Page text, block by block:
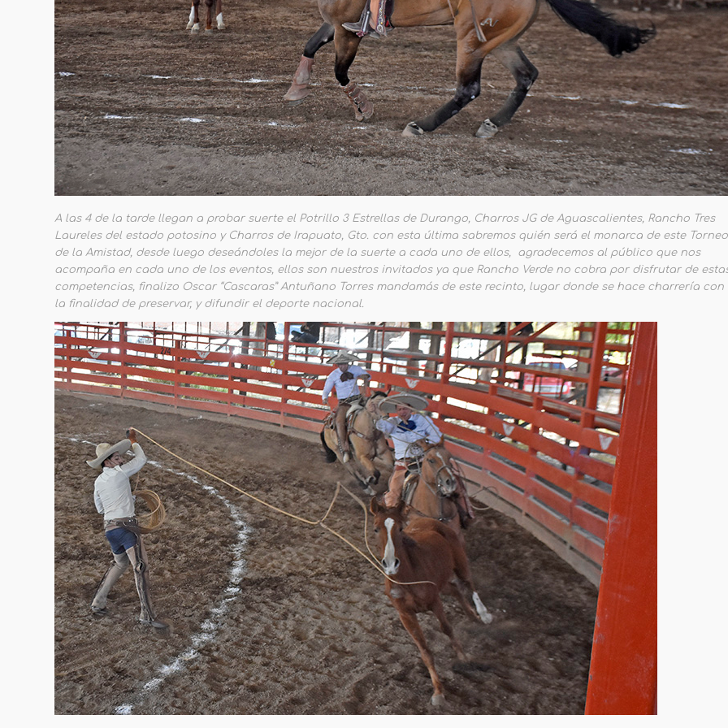
A las 4 de la tarde llegan a probar suerte el Potrillo 3 Estrellas de Durango, Charros JG de Aguascalientes, Rancho Tres
Laureles del estado potosino y Charros de Irapuato, Gto. con esta última sabremos quién será el monarca de este Torneo
de la Amistad, desde luego deseándoles la mejor de la suerte a cada uno de ellos, agradecemos al público que nos
acompaña en cada uno de los eventos, ellos son nuestros invitados ya que Rancho Verde no cobra por disfrutar de
competencias, finalizo Oscar “Cascaras” Antuñano Torres mandamás de este recinto, lugar donde se hace charrería con
la finalidad de preservar, y difundir el deporte nacional.